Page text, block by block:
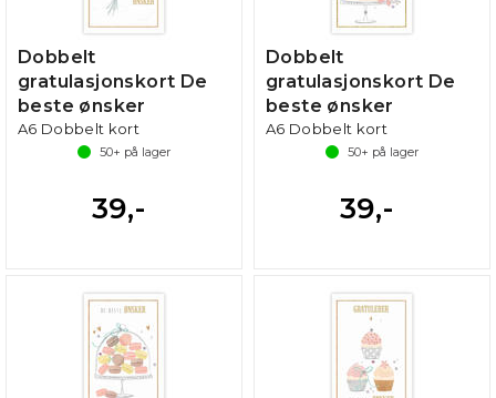
Dobbelt
gratulasjonskort De
beste ønsker
A6 Dobbelt kort
50+ på lager
39,-
Dobbelt
gratulasjonskort De
beste ønsker
A6 Dobbelt kort
50+ på lager
39,-